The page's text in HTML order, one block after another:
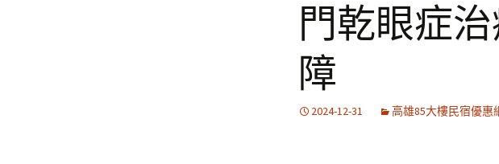
門乾眼症
障
2024-12-31 高雄85大樓民宿優惠